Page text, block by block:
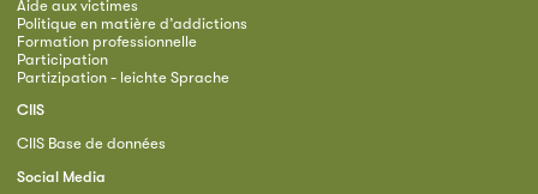
Aide aux victimes
Politique en matière d’addictions
Formation professionnelle
Participation
Partizipation - leichte Sprache
CIIS
CIIS Base de données
Social Media